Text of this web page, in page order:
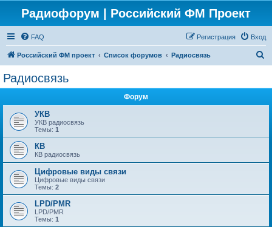
Радиофорум | Российский ФМ Проект
FAQ Вход
Регистрация
Российский ФМ проект Список форумов Радиосвязь
Радиосвязь
Форум
УКВ
УКВ радиосвязь
Темы: 1
КВ
КВ радиосвязь
Цифровые виды связи
Цифровые виды связи
Темы: 2
LPD/PMR
LPD/PMR
Темы: 1